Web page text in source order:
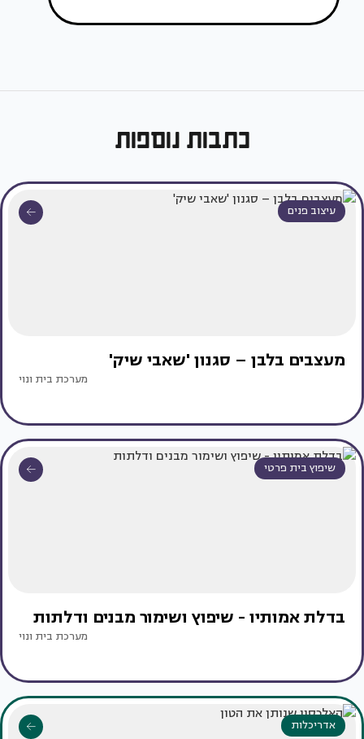
כתבות נוספות
עיצוב פנים
מעצבים בלבן – סגנון 'שאבי שיק'
מערכת בית ונוי
שיפוץ בית פרטי
בדלת אמותיו - שיפוץ ושימור מבנים ודלתות
מערכת בית ונוי
אדריכלות